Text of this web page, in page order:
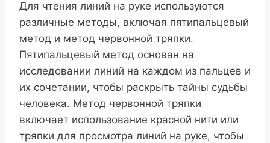
Для чтения линий на руке используются
различные методы, включая пятипальцевый
метод и метод червонной тряпки.
Пятипальцевый метод основан на
исследовании линий на каждом из пальцев и
их сочетании, чтобы раскрыть тайны судьбы
человека. Метод червонной тряпки
включает использование красной нити или
тряпки для просмотра линий на руке, чтобы